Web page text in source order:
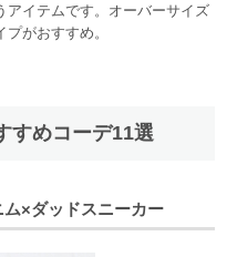
アイテムです。オーバーサイズ
がおすすめ。
すめコーデ11選
×ダッドスニーカー